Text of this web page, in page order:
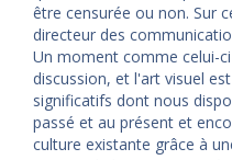
être censurée ou non. Sur
directeur des
Un moment comme celui-
discussion, et l'art visuel
significatifs dont nous
passé et au présent et
culture existante grâce à